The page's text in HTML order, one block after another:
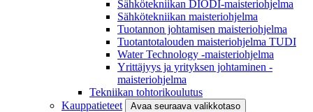
Sähkötekniikan DIODI-maisteriohjelma
Sähkötekniikan maisteriohjelma
Tuotannon johtamisen maisteriohjelma
Tuotantotalouden maisteriohjelma TUDI
Water Technology -maisteriohjelma
Yrittäjyys ja yrityksen johtaminen -
maisteriohjelma
Tekniikan tohtorikoulutus
Kauppatieteet
Avaa seuraava valikkotaso